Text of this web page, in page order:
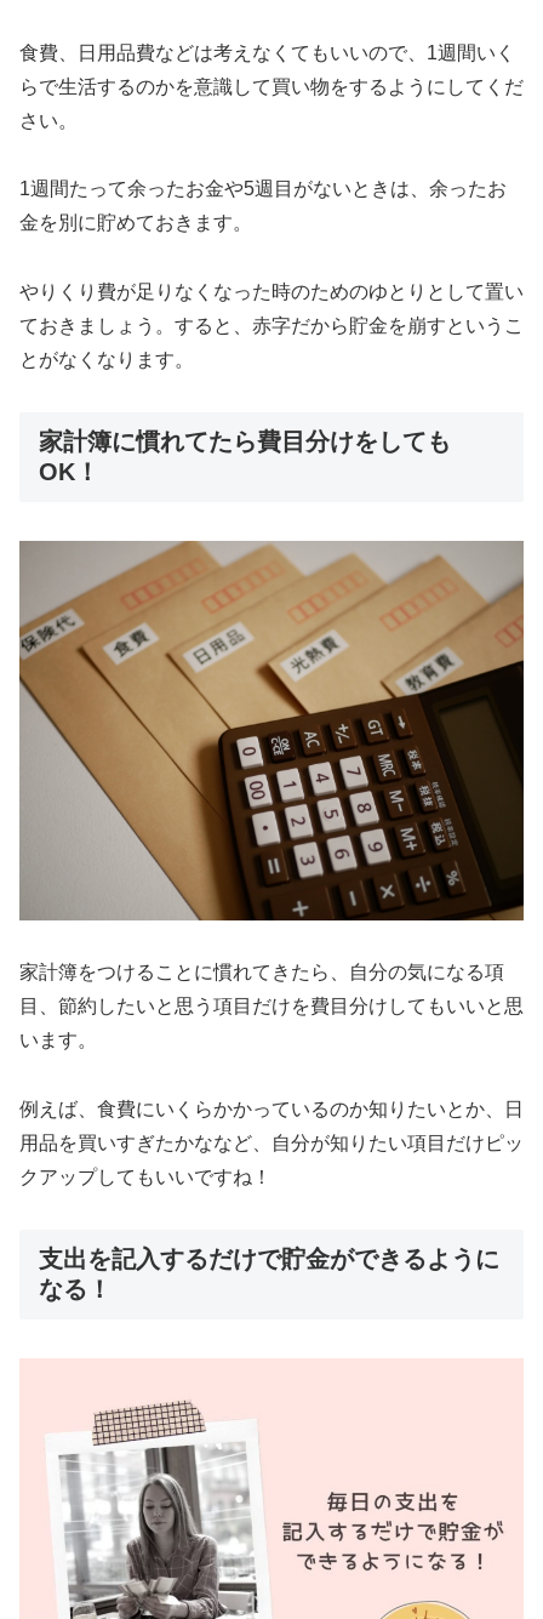
食費、日用品費などは考えなくてもいいので、1週間いく
らで生活するのかを意識して買い物をするようにしてくだ
さい。
1週間たって余ったお金や5週目がないときは、余ったお
金を別に貯めておきます。
やりくり費が足りなくなった時のためのゆとりとして置い
ておきましょう。すると、赤字だから貯金を崩すというこ
とがなくなります。
家計簿に慣れてたら費目分けをしても
OK！
家計簿をつけることに慣れてきたら、自分の気になる項
目、節約したいと思う項目だけを費目分けしてもいいと思
います。
例えば、食費にいくらかかっているのか知りたいとか、日
用品を買いすぎたかななど、自分が知りたい項目だけピッ
クアップしてもいいですね！
支出を記入するだけで貯金ができるように
なる！